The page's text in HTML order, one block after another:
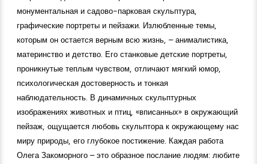
монументальная и садово-парковая скульптура,
графические портреты и пейзажи. Излюбленные темы,
которым он остается верным всю жизнь, – анималистика,
материнство и детство. Его станковые детские портреты,
проникнутые теплым чувством, отличают мягкий юмор,
психологическая достоверность и тонкая
наблюдательность. В динамичных скульптурных
изображениях животных и птиц, «вписанных» в окружающий
пейзаж, ощущается любовь скульптора к окружающему нас
миру природы, его глубокое постижение. Каждая работа
Олега Закоморного – это образное послание людям: любите